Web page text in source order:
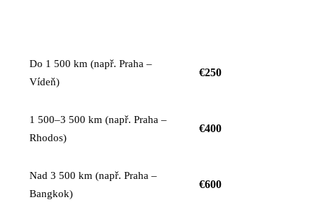
Do 1 500 km (např. Praha –
Vídeň)
€250
1 500–3 500 km (např. Praha –
Rhodos)
€400
Nad 3 500 km (např. Praha –
Bangkok)
€600